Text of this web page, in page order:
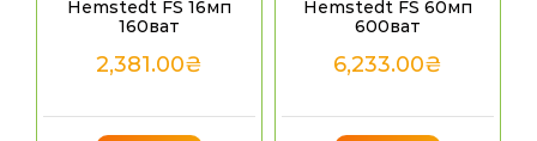
Hemstedt FS 16мп
160ват
2,381.00₴
Hemstedt FS 60мп
600ват
6,233.00₴